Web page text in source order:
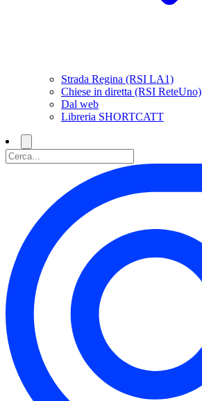
Strada Regina (RSI LA1)
Chiese in diretta (RSI ReteUno)
Dal web
Libreria SHORTCATT